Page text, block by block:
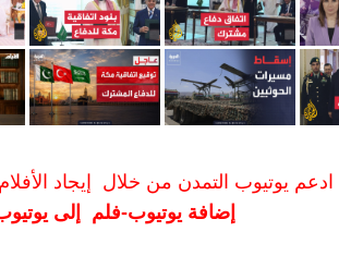
ادعم يوتيوب التمدن من خلال إيجاد الأفلام
إضافة يوتيوب-فلم إلى